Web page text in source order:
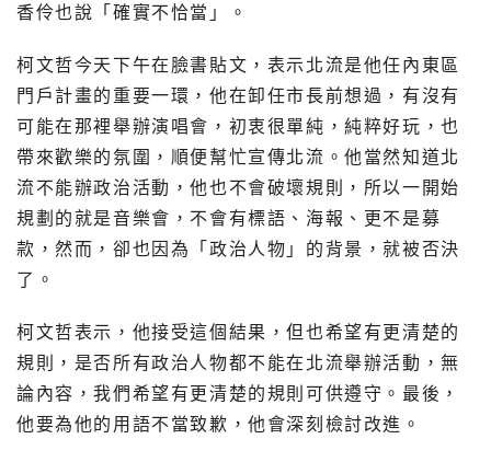
香伶也說「確實不恰當」。
柯文哲今天下午在臉書貼文，表示北流是他任內東區
門戶計畫的重要一環，他在卸任市長前想過，有沒有
可能在那裡舉辦演唱會，初衷很單純，純粹好玩，也
帶來歡樂的氛圍，順便幫忙宣傳北流。他當然知道北
流不能辦政治活動，他也不會破壞規則，所以一開始
規劃的就是音樂會，不會有標語、海報、更不是募
款，然而，卻也因為「政治人物」的背景，就被否決
了。
柯文哲表示，他接受這個結果，但也希望有更清楚的
規則，是否所有政治人物都不能在北流舉辦活動，無
論內容，我們希望有更清楚的規則可供遵守。最後，
他要為他的用語不當致歉，他會深刻檢討改進。